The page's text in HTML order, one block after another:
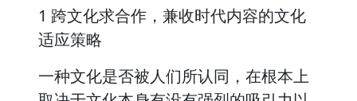
1 跨文化求合作，兼收时代内容的文化
适应策略
一种文化是否被人们所认同，在根本上